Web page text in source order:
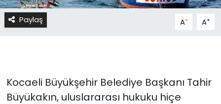
Paylaş A- A+
Kocaeli Büyükşehir Belediye Başkanı Tahir
Büyükakın, uluslararası hukuku hiçe